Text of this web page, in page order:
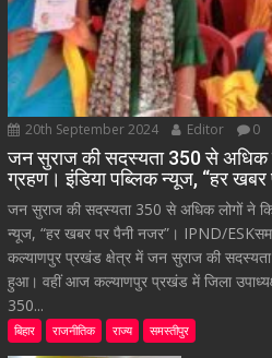
20th September 2024 Editor 0
जन सुराज की सदस्यता 350 से अधिक
ग्रहण। इंडिया पब्लिक न्यूज, “हर खबर
जन सुराज की सदस्यता 350 से अधिक लोगों ने
न्यूज, “हर खबर पर पैनी नजर”। IPND/
कल्याणपुर प्रखंड क्षेत्र में जन सुराज की
हुआ। वहीं आज कल्याणपुर प्रखंड में जिला
350...
बिहार राजनीतिक राज्य समस्तीपुर